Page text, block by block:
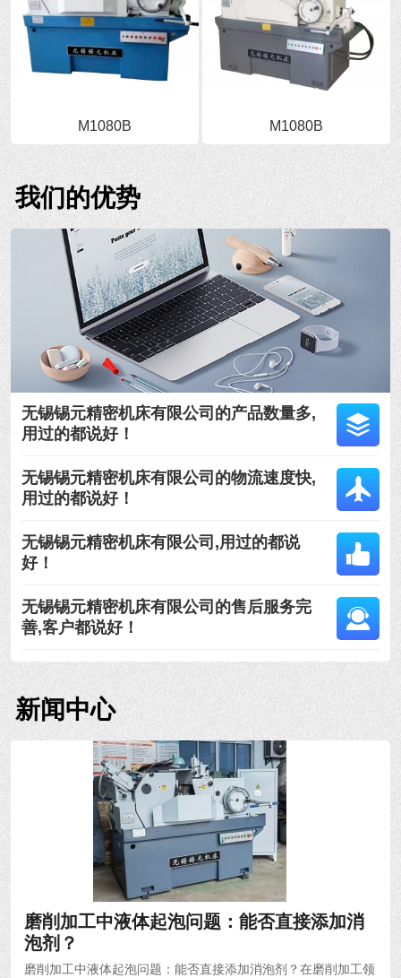
M1080B M1080B
我们的优势
无锡锡元精密机床有限公司的产品数量多,
用过的都说好！
无锡锡元精密机床有限公司的物流速度快,
用过的都说好！
无锡锡元精密机床有限公司,用过的都说
好！
无锡锡元精密机床有限公司的售后服务完
善,客户都说好！
新闻中心
磨削加工中液体起泡问题：能否直接添加消
泡剂？
磨削加工中液体起泡问题：能否直接添加消泡剂？在磨削加工领